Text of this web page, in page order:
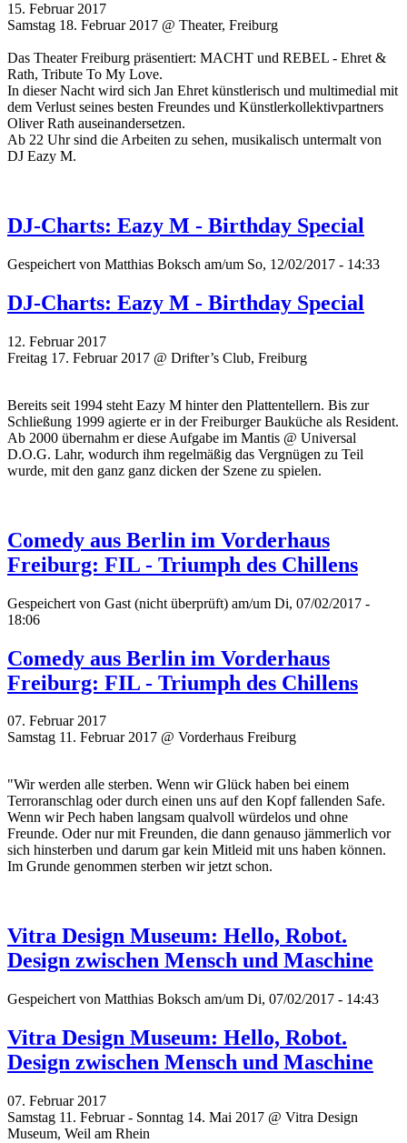
15. Februar 2017
Samstag 18. Februar 2017 @ Theater, Freiburg
Das Theater Freiburg präsentiert: MACHT und REBEL - Ehret &
Rath, Tribute To My Love.
In dieser Nacht wird sich Jan Ehret künstlerisch und multimedial mit
dem Verlust seines besten Freundes und Künstlerkollektivpartners
Oliver Rath auseinandersetzen.
Ab 22 Uhr sind die Arbeiten zu sehen, musikalisch untermalt von
DJ Eazy M.
DJ-Charts: Eazy M - Birthday Special
Gespeichert von Matthias Boksch am/um So, 12/02/2017 - 14:33
DJ-Charts: Eazy M - Birthday Special
12. Februar 2017
Freitag 17. Februar 2017 @ Drifter’s Club, Freiburg
Bereits seit 1994 steht Eazy M hinter den Plattentellern. Bis zur
Schließung 1999 agierte er in der Freiburger Bauküche als Resident.
Ab 2000 übernahm er diese Aufgabe im Mantis @ Universal
D.O.G. Lahr, wodurch ihm regelmäßig das Vergnügen zu Teil
wurde, mit den ganz ganz dicken der Szene zu spielen.
Comedy aus Berlin im Vorderhaus
Freiburg: FIL - Triumph des Chillens
Gespeichert von Gast (nicht überprüft) am/um Di, 07/02/2017 -
18:06
Comedy aus Berlin im Vorderhaus
Freiburg: FIL - Triumph des Chillens
07. Februar 2017
Samstag 11. Februar 2017 @ Vorderhaus Freiburg
"Wir werden alle sterben. Wenn wir Glück haben bei einem
Terroranschlag oder durch einen uns auf den Kopf fallenden Safe.
Wenn wir Pech haben langsam qualvoll würdelos und ohne
Freunde. Oder nur mit Freunden, die dann genauso jämmerlich vor
sich hinsterben und darum gar kein Mitleid mit uns haben können.
Im Grunde genommen sterben wir jetzt schon.
Vitra Design Museum: Hello, Robot.
Design zwischen Mensch und Maschine
Gespeichert von Matthias Boksch am/um Di, 07/02/2017 - 14:43
Vitra Design Museum: Hello, Robot.
Design zwischen Mensch und Maschine
07. Februar 2017
Samstag 11. Februar - Sonntag 14. Mai 2017 @ Vitra Design
Museum, Weil am Rhein